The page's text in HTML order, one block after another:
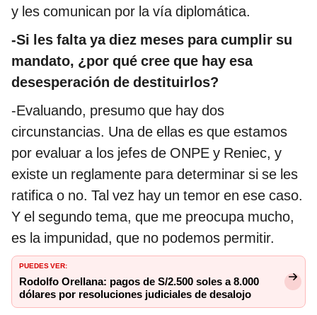
y les comunican por la vía diplomática.
-Si les falta ya diez meses para cumplir su
mandato, ¿por qué cree que hay esa
desesperación de destituirlos?
-Evaluando, presumo que hay dos
circunstancias. Una de ellas es que estamos
por evaluar a los jefes de ONPE y Reniec, y
existe un reglamente para determinar si se les
ratifica o no. Tal vez hay un temor en ese caso.
Y el segundo tema, que me preocupa mucho,
es la impunidad, que no podemos permitir.
PUEDES VER:
Rodolfo Orellana: pagos de S/2.500 soles a 8.000
dólares por resoluciones judiciales de desalojo